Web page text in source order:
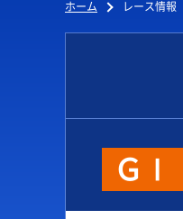
レース情報
ホーム レース情報
ＧⅠ